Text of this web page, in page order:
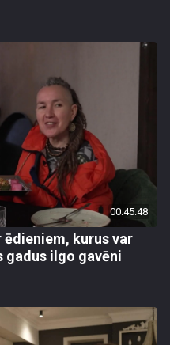
00:45:48
ēdieniem, kurus var
gadus ilgo gavēni